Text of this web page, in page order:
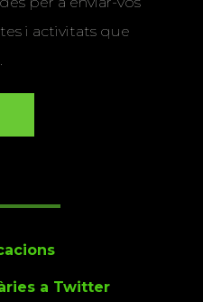
i activitats que
a Twitter